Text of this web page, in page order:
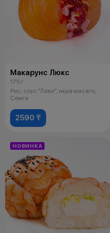
Макарунс Люкс
175 г
Рис, соус "Лава", икра масаго,
Семга
2590 ₸
НОВИНКА